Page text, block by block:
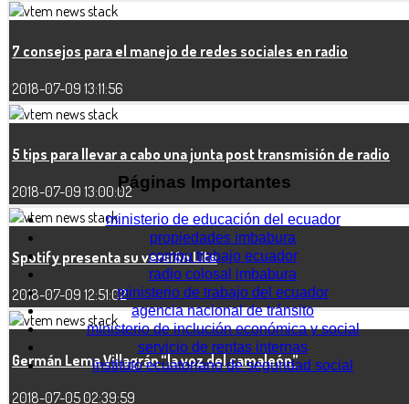
7 consejos para el manejo de redes sociales en radio
2018-07-09 13:11:56
5 tips para llevar a cabo una junta post transmisión de radio
2018-07-09 13:00:02
Spotify presenta su versión Lite
2018-07-09 12:51:02
Germán Lema Villagrán “la voz del camaleón”
2018-07-05 02:39:59
Páginas Importantes
ministerio de educación del ecuador
propiedades imbabura
compu trabajo ecuador
radio colosal imbabura
ministerio de trabajo del ecuador
agencia nacional de tránsito
ministerio de inclución económica y social
servicio de rentas internas
instituto ecuatoriano de seguridad social